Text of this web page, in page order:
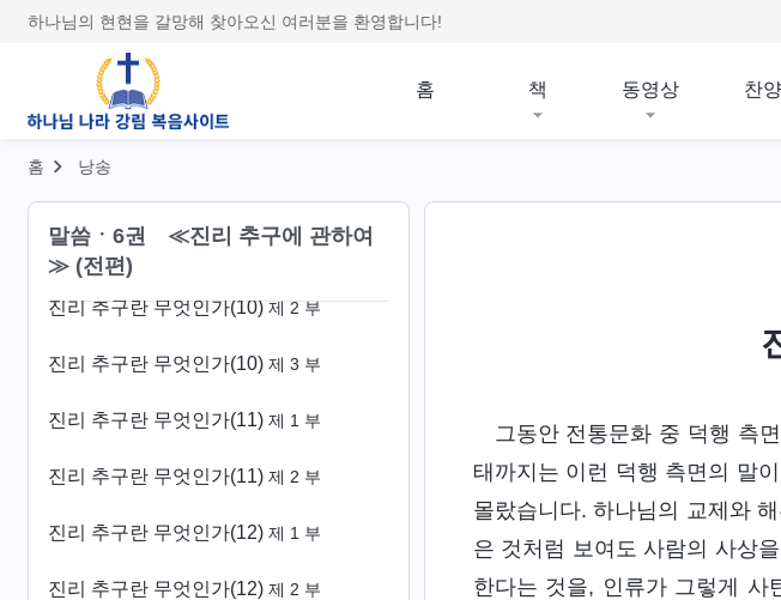
하나님의 현현을 갈망해 찾아오신 여러분을 환영합니다!
홈 책 동영상 찬양
홈 낭송
말씀ㆍ6권 ≪진리 추구에 관하여
≫ (전편)
진리 추구란 무엇인가(8)제 3 부
진리 추구란 무엇인가(9)
진리 추구란 무엇인가(10) 제 1 부
진리 추구란 무엇인가(10)제 2 부
진리 추구란 무엇인가(10) 제 3 부
진리 추구란 무엇인가(11) 제 1 부
진리 추구란 무엇인가(11) 제 2 부
진리 추구란 무엇인가(12) 제 1 부
진리 추구란 무엇인가(12) 제 2 부
그동안 전통문화 중 덕행 측
태까지는 이런 덕행 측면의 말
몰랐습니다. 하나님의 교제와
은 것처럼 보여도 사람의 사상
한다는 것을, 인류가 그렇게 사